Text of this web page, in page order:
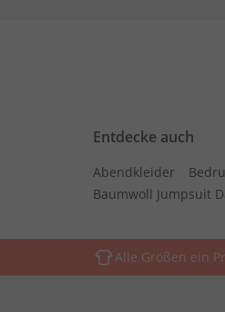
Entdecke auch
Abendkleider
Baumwoll Jumpsuit
Alle Größen ein